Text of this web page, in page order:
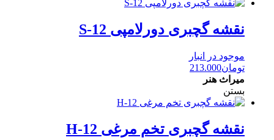
نقشه گچبری دورلامپی S-12
موجود در انبار
تومان213.000
میراث هنر
بستن
نقشه گچبری تخم مرغی H-12